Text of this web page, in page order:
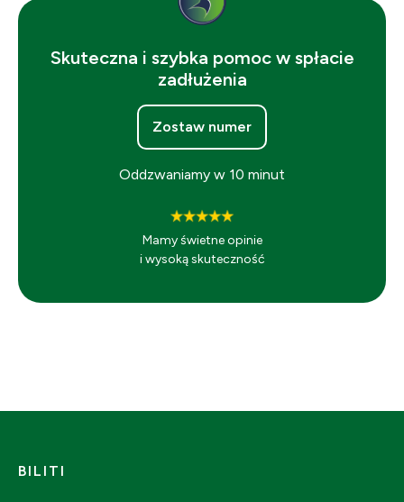
Skuteczna i szybka pomoc w spłacie
zadłużenia
Zostaw numer
Oddzwaniamy w 10 minut
Mamy świetne opinie
i wysoką skuteczność
BILITI